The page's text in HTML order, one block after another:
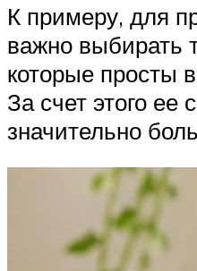
К примеру, для
важно выбирать
которые просты
За счет этого ее
значительно